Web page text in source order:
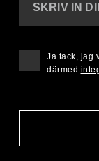
SKRIV IN
Ja tack, jag
därmed